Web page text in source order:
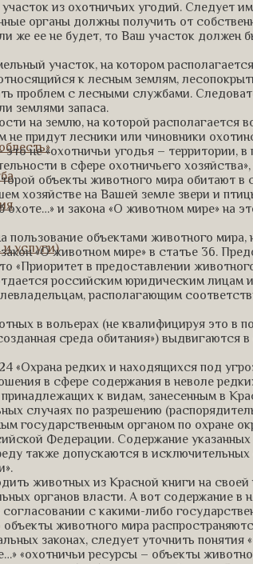
услуги)
из охотничьих угодий. Следует
органы должны получить от
же ее не будет, то Ваш участок должен
участок, на котором
к лесным землям,
проблем с лесными службами.
землями запаса.
на землю, на которой располагается
не придут лесники или чиновники
не «охотничьи угодья – территории, в
в сфере охотничьего
объекты животного мира обитают в
хозяйстве на Вашей земле звери и
и закона «О животном мире» на
пользование объектами животного
«О животном мире» в статье 36.
«Приоритет в предоставлении
российским юридическим лицам
располагающим
в вольерах (не квалифицируя это в
среда обитания») выдвигаются
«Охрана редких и находящихся под
в сфере содержания в неволе
к видам, занесенным в
случаях по разрешению
государственным органом по охране
Федерации. Содержание
также допускаются в
животных из Красной книги на
органов власти. А вот содержание в
с какими-либо
животного мира
законах, следует уточнить понятия
«охотничьи ресурсы – объекты